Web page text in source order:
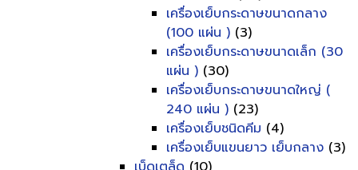
เครื่องเย็บกระดาษขนาดกลาง
(100 แผ่น ) (3)
เครื่องเย็บกระดาษขนาดเล็ก (30
แผ่น ) (30)
เครื่องเย็บกระดาษขนาดใหญ่ (
240 แผ่น ) (23)
เครื่องเย็บชนิดคีม (4)
เครื่องเย็บแขนยาว เย็บกลาง (3)